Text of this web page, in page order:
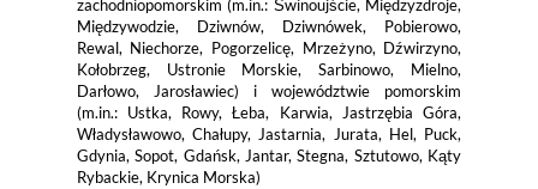
zachodniopomorskim (m.in.: Świnoujście, Międzyzdroje,
Międzywodzie, Dziwnów, Dziwnówek, Pobierowo,
Rewal, Niechorze, Pogorzelicę, Mrzeżyno, Dźwirzyno,
Kołobrzeg, Ustronie Morskie, Sarbinowo, Mielno,
Darłowo, Jarosławiec) i województwie pomorskim
(m.in.: Ustka, Rowy, Łeba, Karwia, Jastrzębia Góra,
Władysławowo, Chałupy, Jastarnia, Jurata, Hel, Puck,
Gdynia, Sopot, Gdańsk, Jantar, Stegna, Sztutowo, Kąty
Rybackie, Krynica Morska)